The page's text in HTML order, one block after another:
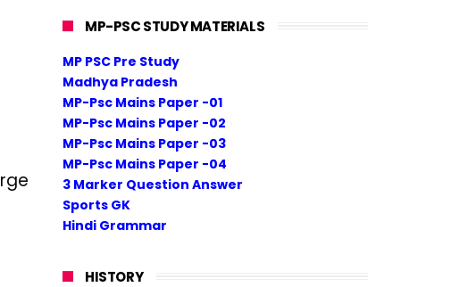
MP-PSC STUDY MATERIALS
MP PSC Pre Study
Madhya Pradesh
MP-Psc Mains Paper -01
MP-Psc Mains Paper -02
MP-Psc Mains Paper -03
MP-Psc Mains Paper -04
3 Marker Question Answer
Sports GK
Hindi Grammar
HISTORY